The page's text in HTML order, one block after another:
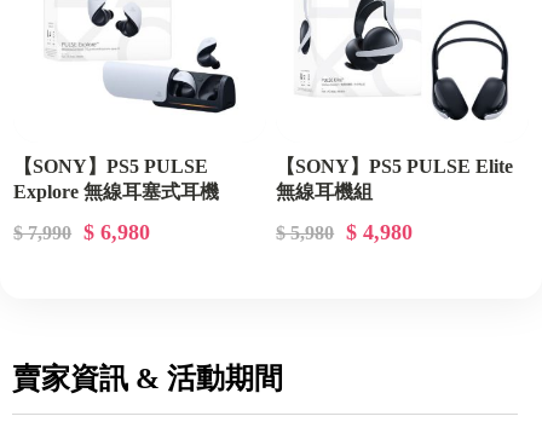
【SONY】PS5 PULSE
Explore 無線耳塞式耳機
$ 7,990
$ 6,980
【SONY】PS5 PULSE Elite
無線耳機組
$ 5,980
$ 4,980
賣家資訊 & 活動期間